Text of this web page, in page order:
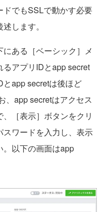
でもSSLで動かす必要
します。
ある［ベーシック］メ
アプリIDとapp secret
app secretは後ほど
、app secretはアクセス
［表示］ボタンをクリ
ワードを入力し、表示
。以下の画面はapp